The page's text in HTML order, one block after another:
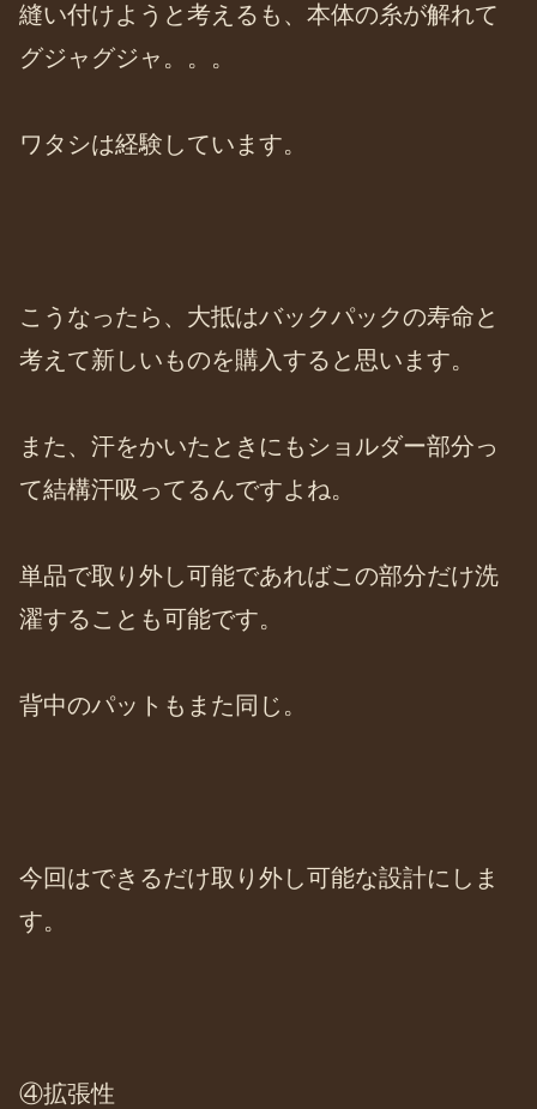
縫い付けようと考えるも、本体の糸が解れて
グジャグジャ。。。
ワタシは経験しています。
こうなったら、大抵はバックパックの寿命と
考えて新しいものを購入すると思います。
また、汗をかいたときにもショルダー部分っ
て結構汗吸ってるんですよね。
単品で取り外し可能であればこの部分だけ洗
濯することも可能です。
背中のパットもまた同じ。
今回はできるだけ取り外し可能な設計にしま
す。
④拡張性